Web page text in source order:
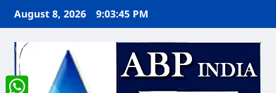
Skip
content
August 8, 2026 9:03:46 PM